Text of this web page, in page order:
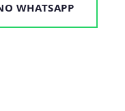
WHATSAPP